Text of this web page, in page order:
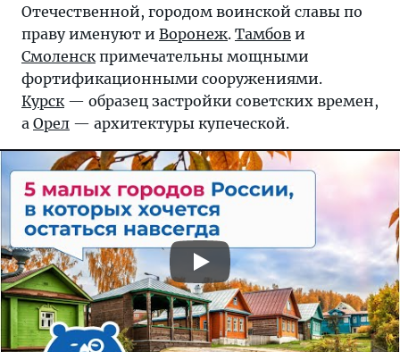
Отечественной, городом воинской славы по
праву именуют и Воронеж. Тамбов и
Смоленскпримечательны мощными
фортификационными сооружениями.
Курск— образец застройки советских времен,
а Орел — архитектуры купеческой.